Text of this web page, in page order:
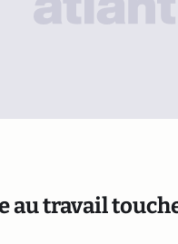
au travail